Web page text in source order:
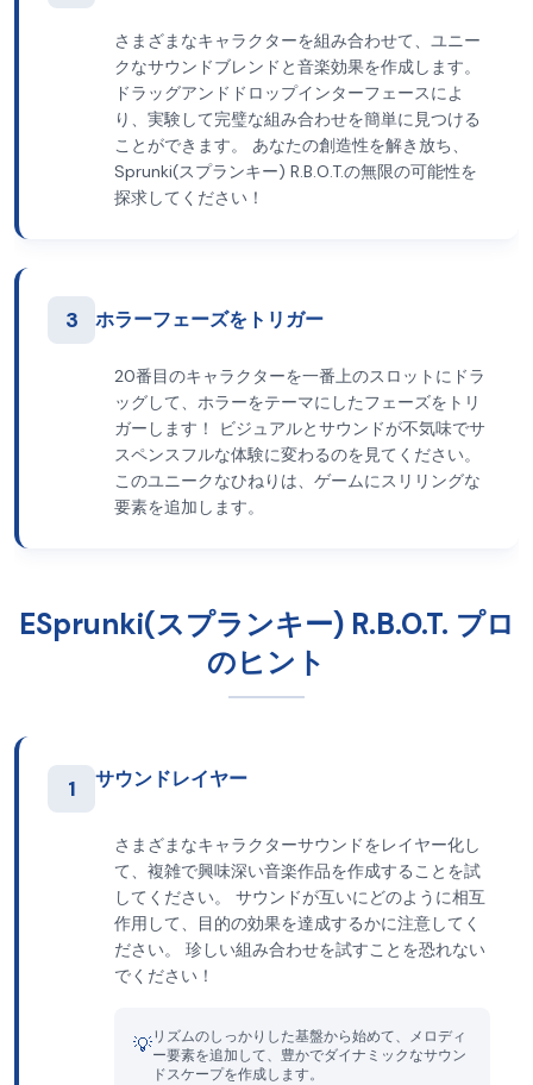
さまざまなキャラクターを組み合わせて、ユニー
クなサウンドブレンドと音楽効果を作成します。
ドラッグアンドドロップインターフェースによ
り、実験して完璧な組み合わせを簡単に見つける
ことができます。 あなたの創造性を解き放ち、
Sprunki(スプランキー) R.B.O.T.の無限の可能性を
探求してください！
3 ホラーフェーズをトリガー
20番目のキャラクターを一番上のスロットにドラ
ッグして、ホラーをテーマにしたフェーズをトリ
ガーします！ ビジュアルとサウンドが不気味でサ
スペンスフルな体験に変わるのを見てください。
このユニークなひねりは、ゲームにスリリングな
要素を追加します。
ESprunki(スプランキー) R.B.O.T. プロ
のヒント
1 サウンドレイヤー
さまざまなキャラクターサウンドをレイヤー化し
て、複雑で興味深い音楽作品を作成することを試
してください。 サウンドが互いにどのように相互
作用して、目的の効果を達成するかに注意してく
ださい。 珍しい組み合わせを試すことを恐れない
でください！
💡リズムのしっかりした基盤から始めて、メロディ
ー要素を追加して、豊かでダイナミックなサウン
ドスケープを作成します。